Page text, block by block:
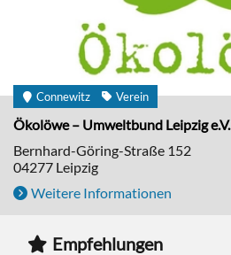
Connewitz Verein
Ökolöwe – Umweltbund Leipzig e.V.
Bernhard-Göring-Straße 152
04277 Leipzig
Weitere Informationen
Empfehlungen